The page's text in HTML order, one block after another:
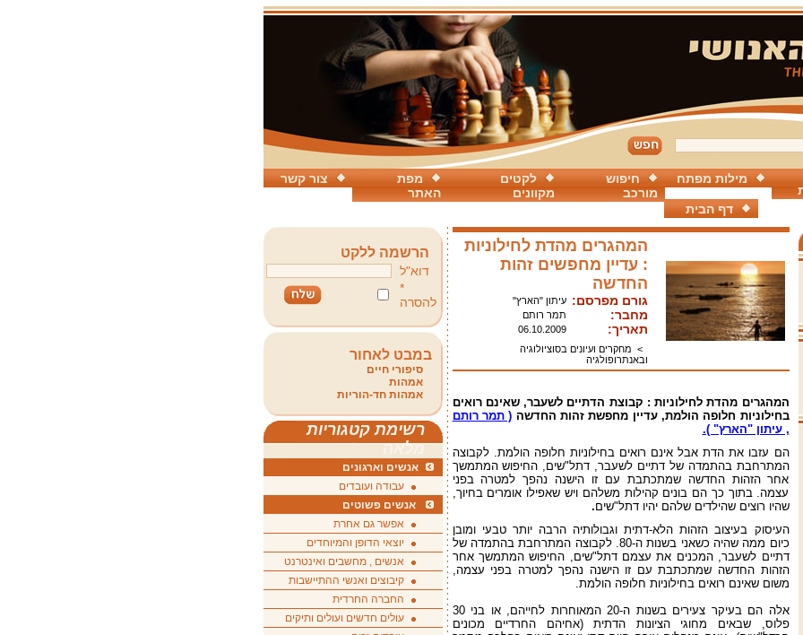
צור קשר
מפת
האתר
לקטים
מקוונים
חיפוש
מורכב
מילות מפתח
דף הבית
המהגרים מהדת לחילוניות
: עדיין מחפשים זהות
החדשה
גורם מפרסם: עיתון "הארץ"
מחבר: תמר רותם
תאריך:
06.10.2009
> מחקרים ועיונים בסוציולוגיה
ובאנתרופולגיה
המהגרים מהדת לחילוניות : קבוצת הדתיים לשעבר, שאינם רואים
בחילוניות חלופה הולמת, עדיין מחפשת זהות החדשה ( תמר רותם
, עיתון "הארץ" ).
הם עזבו את הדת אבל אינם רואים בחילוניות חלופה הולמת. לקבוצה
המתרחבת בהתמדה של דתיים לשעבר, דתל"שים, החיפוש המתמשך
אחר הזהות החדשה שמתכתבת עם זו הישנה נהפך למטרה בפני
עצמה. בתוך כך הם בונים קהילות משלהם ויש שאפילו אומרים בחיוך,
שהיו רוצים שהילדים שלהם יהיו דתל"שים.
העיסוק בעיצוב הזהות הלא-דתית וגבולותיה הרבה יותר טבעי ומובן
כיום ממה שהיה כשאני בשנות ה-80. לקבוצה המתרחבת בהתמדה של
דתיים לשעבר, המכנים את עצמם דתל"שים, החיפוש המתמשך אחר
הזהות החדשה שמתכתבת עם זו הישנה נהפך למטרה בפני עצמה,
משום שאינם רואים בחילוניות חלופה הולמת.
אלה הם בעיקר צעירים בשנות ה-20 המאוחרות לחייהם, או בני 30
פלוס, שבאים מחוגי הציונות הדתית (אחיהם החרדיים מכונים
הרשמה ללקט
דוא"ל
*
להסרה
במבט לאחור
סיפורי חיים
אמהות
אמהות חד-הוריות
רשימת קטגוריות
מלאה
אנשים וארגונים
עבודה ועובדים
אנשים פשוטים
אפשר גם אחרת
יוצאי הדופן והמיוחדים
אנשים , מחשבים ואינטרנט
קיבוצים ואנשי ההתיישבות
החברה החרדית
עולים חדשים ועולים ותיקים